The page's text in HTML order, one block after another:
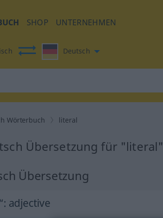
SHOP UNTERNEHMEN
Deutsch
Wörterbuch literal
Übersetzung für "literal"
Übersetzung
: adjective